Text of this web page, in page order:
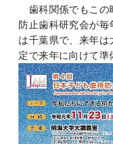
歯科関係でもこの
防止歯科研究会が
は千葉県で、来年
定で来年に向けて準